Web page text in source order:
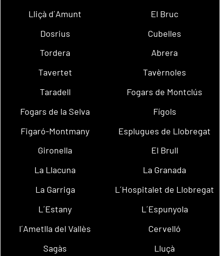
Lliçà d´Amunt
El Bruc
Dosrius
Cubelles
Tordera
Abrera
Tavertet
Tavèrnoles
Taradell
Fogars de Montclús
Fogars de la Selva
Fígols
Figaró-Montmany
Esplugues de Llobregat
Gironella
El Brull
La Llacuna
La Granada
La Garriga
L´Hospitalet de Llobregat
L´Estany
L´Espunyola
l´Ametlla del Vallès
Cervelló
Sagàs
Lluçà